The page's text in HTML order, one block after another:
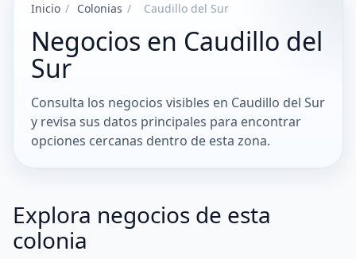
Inicio / Colonias / Caudillo del Sur
Negocios en Caudillo del
Sur
Consulta los negocios visibles en Caudillo del Sur
y revisa sus datos principales para encontrar
opciones cercanas dentro de esta zona.
Explora negocios de esta
colonia